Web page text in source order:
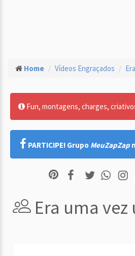
Home Vídeos Engraçados
Fun, montagens, charges,
PARTICIPE! Grupo MeuZapZap
Era uma